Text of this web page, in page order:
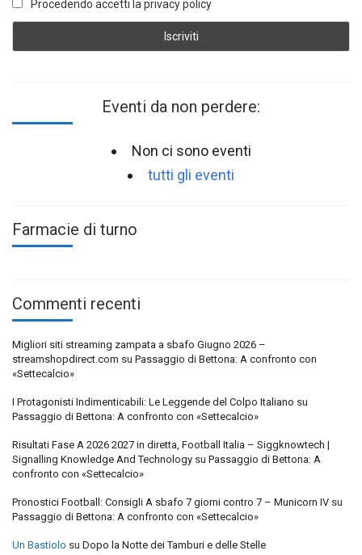
Procedendo accetti la privacy policy
Eventi da non perdere:
Non ci sono eventi
tutti gli eventi
Farmacie di turno
Commenti recenti
Migliori siti streaming zampata a sbafo Giugno 2026 –
streamshopdirect.com su Passaggio di Bettona: A confronto con
«Settecalcio»
I Protagonisti Indimenticabili: Le Leggende del Colpo Italiano su
Passaggio di Bettona: A confronto con «Settecalcio»
Risultati Fase A 2026 2027 in diretta, Football Italia – Siggknowtech |
Signalling Knowledge And Technology su Passaggio di Bettona: A
confronto con «Settecalcio»
Pronostici Football: Consigli A sbafo 7 giorni contro 7 – Municorn IV su
Passaggio di Bettona: A confronto con «Settecalcio»
Un Bastiolo su Dopo la Notte dei Tamburi e delle Stelle